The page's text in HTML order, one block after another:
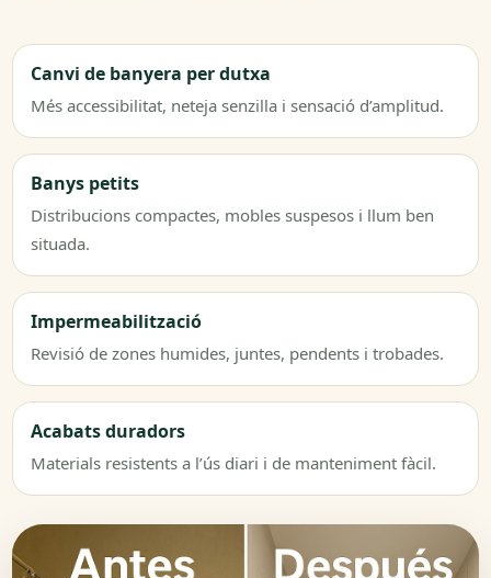
Canvi de banyera per dutxa
Més accessibilitat, neteja senzilla i sensació d’amplitud.
Banys petits
Distribucions compactes, mobles suspesos i llum ben
situada.
Impermeabilització
Revisió de zones humides, juntes, pendents i trobades.
Acabats duradors
Materials resistents a l’ús diari i de manteniment fàcil.